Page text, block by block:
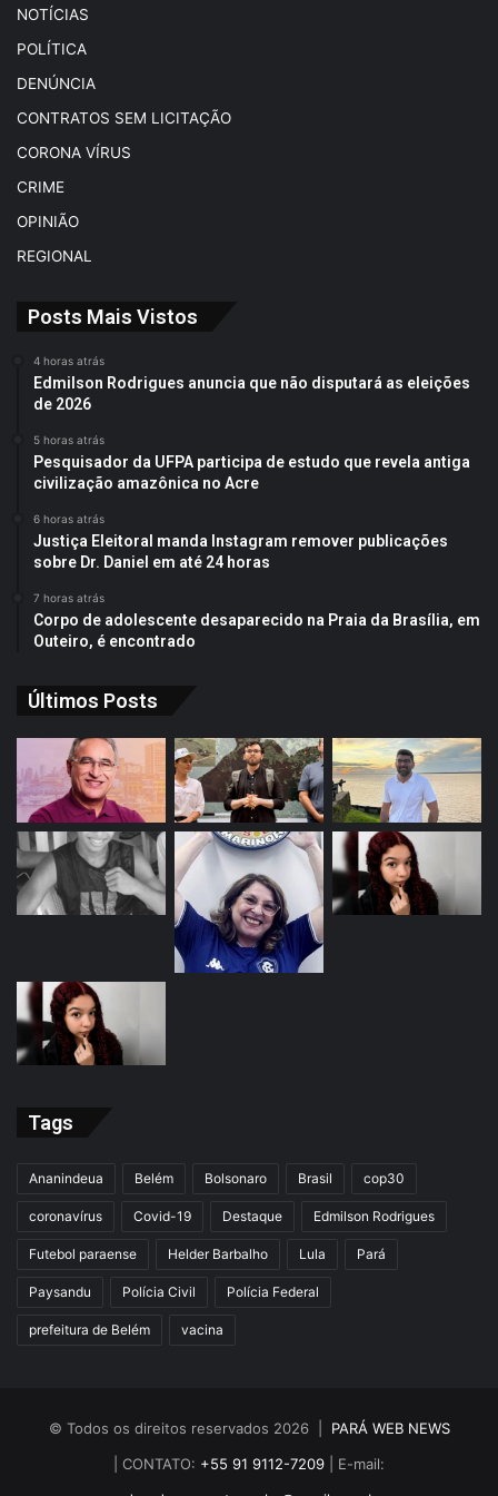
NOTÍCIAS
POLÍTICA
DENÚNCIA
CONTRATOS SEM LICITAÇÃO
CORONA VÍRUS
CRIME
OPINIÃO
REGIONAL
Posts Mais Vistos
4 horas atrás
Edmilson Rodrigues anuncia que não disputará as eleições
de 2026
5 horas atrás
Pesquisador da UFPA participa de estudo que revela antiga
civilização amazônica no Acre
6 horas atrás
Justiça Eleitoral manda Instagram remover publicações
sobre Dr. Daniel em até 24 horas
7 horas atrás
Corpo de adolescente desaparecido na Praia da Brasília, em
Outeiro, é encontrado
Últimos Posts
Tags
Ananindeua Belém Bolsonaro Brasil cop30
coronavírus Covid-19 Destaque Edmilson Rodrigues
Futebol paraense Helder Barbalho Lula Pará
Paysandu Polícia Civil Polícia Federal
prefeitura de Belém vacina
© Todos os direitos reservados 2026 | PARÁ WEB NEWS
| CONTATO: +55 91 9112-7209 | E-mail: